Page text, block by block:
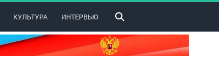
КУЛЬТУРА ИНТЕРВЬЮ